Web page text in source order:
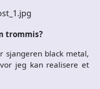
trommis?
sjangeren black metal,
jeg kan realisere et